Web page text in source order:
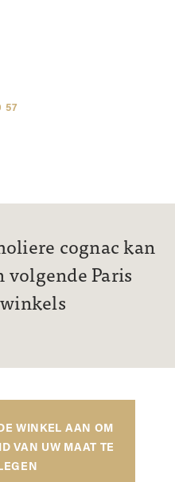
57
cognac kan
Paris
WINKEL AAN OM
VAN UW MAAT TE